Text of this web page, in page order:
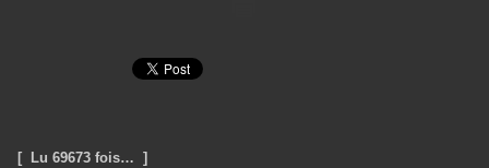
[ Lu 69673 fois… ]